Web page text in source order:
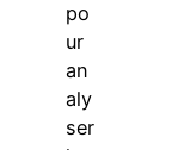
po
ur
an
aly
ser